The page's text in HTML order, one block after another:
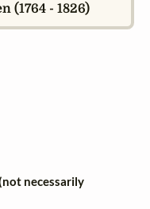
(1764 - 1826)
necessarily